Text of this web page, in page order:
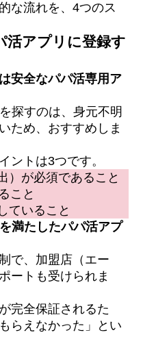
な流れを、4つのス
活アプリに登録す
安全なパパ活専用ア
探すのは、身元不明
ため、おすすめしま
ントは3つです。
）が必須であること
こと
ていること
満たしたパパ活アプ
で、加盟店（エー
ートも受けられま
完全保証されるた
らえなかった」とい